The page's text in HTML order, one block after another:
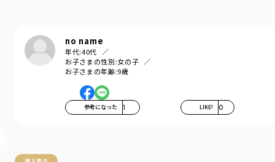
no name
年代:40代
お子さまの性別:女の子
お子さまの年齢:9歳
参考になった 1 LIKE! 0